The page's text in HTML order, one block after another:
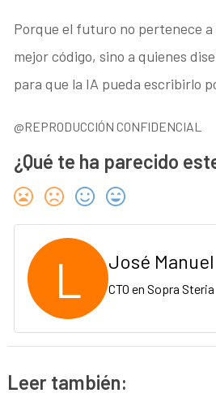
Porque el futuro no pertenece
mejor código, sino a quienes
para que la IA pueda escribirlo
@REPRODUCCIÓN CONFIDENCIAL
¿Qué te ha parecido
L José
CTO en Sopra Steria
Leer también: